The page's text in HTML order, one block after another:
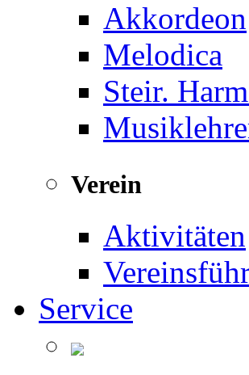
Akkordeon
Melodica
Steir.
Verein
Aktivitäten
Service